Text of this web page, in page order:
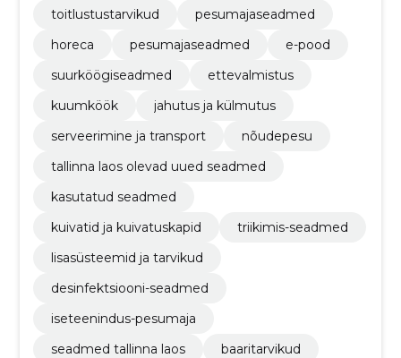
toitlustustarvikud
pesumajaseadmed
horeca
pesumajaseadmed
e-pood
suurköögi­seadmed
ettevalmistus
kuumköök
jahutus ja külmutus
serveerimine ja transport
nõudepesu
tallinna laos olevad uued seadmed
kasutatud seadmed
kuivatid ja kuivatuskapid
triikimis-seadmed
lisasüsteemid ja tarvikud
desinfektsiooni-seadmed
iseteenindus-pesumaja
seadmed tallinna laos
baaritarvikud